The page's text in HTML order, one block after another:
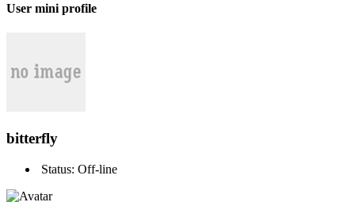
User mini profile
bitterfly
Status: Off-line